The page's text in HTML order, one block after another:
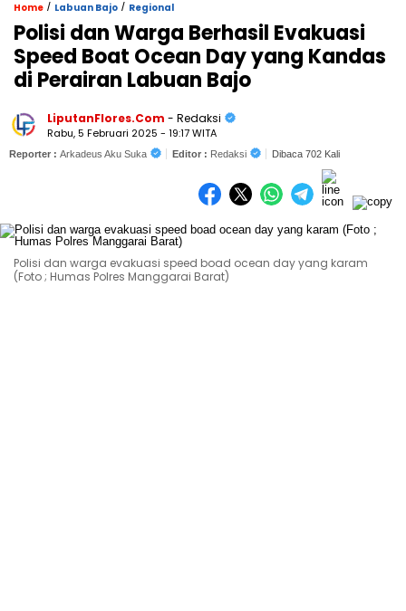
Home / Labuan Bajo / Regional
Polisi dan Warga Berhasil Evakuasi
Speed Boat Ocean Day yang Kandas
di Perairan Labuan Bajo
LiputanFlores.Com - Redaksi
Rabu, 5 Februari 2025 - 19:17 WITA
Reporter : Arkadeus Aku Suka Editor : Redaksi Dibaca 702 Kali
Polisi dan warga evakuasi speed boad ocean day yang karam
(Foto ; Humas Polres Manggarai Barat)